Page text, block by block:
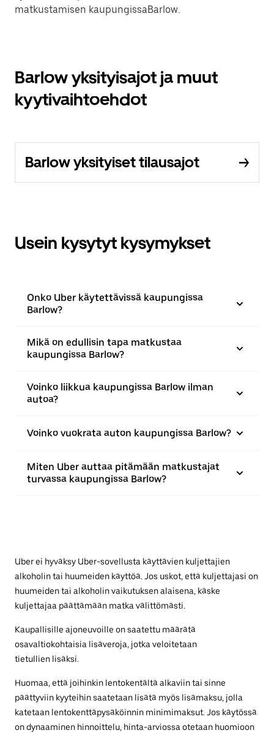
matkustamisen kaupungissaBarlow.
Barlow yksityisajot ja muut
kyytivaihtoehdot
Barlow yksityiset tilausajot
Usein kysytyt kysymykset
Onko Uber käytettävissä kaupungissa
Barlow?
Mikä on edullisin tapa matkustaa
kaupungissa Barlow?
Voinko liikkua kaupungissa Barlow ilman
autoa?
Voinko vuokrata auton kaupungissa Barlow?
Miten Uber auttaa pitämään matkustajat
turvassa kaupungissa Barlow?
Uber ei hyväksy Uber-sovellusta käyttävien kuljettajien
alkoholin tai huumeiden käyttöä. Jos uskot, että kuljettajasi on
huumeiden tai alkoholin vaikutuksen alaisena, käske
kuljettajaa päättämään matka välittömästi.
Kaupallisille ajoneuvoille on saatettu määrätä
osavaltiokohtaisia lisäveroja, jotka veloitetaan
tietullien lisäksi.
Huomaa, että joihinkin lentokentältä alkaviin tai sinne
päättyviin kyyteihin saatetaan lisätä myös lisämaksu, jolla
katetaan lentokenttäpysäköinnin minimimaksut. Jos käytössä
on dynaaminen hinnoittelu, hinta-arviossa otetaan huomioon